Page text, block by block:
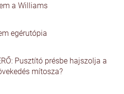
a Williams
egérutópia
Pusztító présbe hajszolja a
mítosza?